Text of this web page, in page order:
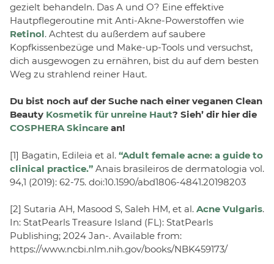
gezielt behandeln. Das A und O? Eine effektive
Hautpflegeroutine mit Anti-Akne-Powerstoffen wie
Retinol. Achtest du außerdem auf saubere
Kopfkissenbezüge und Make-up-Tools und versuchst,
dich ausgewogen zu ernähren, bist du auf dem besten
Weg zu strahlend reiner Haut.
Du bist noch auf der Suche nach einer veganen Clean
Beauty Kosmetik für unreine Haut? Sieh’ dir hier die
COSPHERA Skincare an!
[1] Bagatin, Edileia et al. “Adult female acne: a guide to
clinical practice.” Anais brasileiros de dermatologia vol.
94,1 (2019): 62-75. doi:10.1590/abd1806-4841.20198203
[2] Sutaria AH, Masood S, Saleh HM, et al. Acne Vulgaris.
In: StatPearls Treasure Island (FL): StatPearls
Publishing; 2024 Jan-. Available from:
https://www.ncbi.nlm.nih.gov/books/NBK459173/